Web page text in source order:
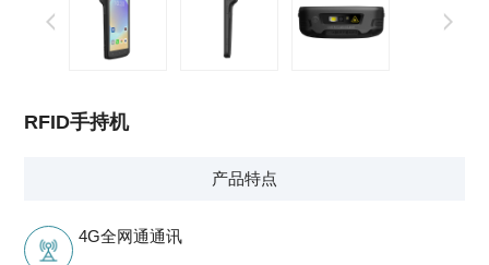
RFID手持机
产品特点
4G全网通通讯